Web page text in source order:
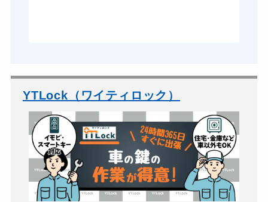
YTLock（ワイティロック）